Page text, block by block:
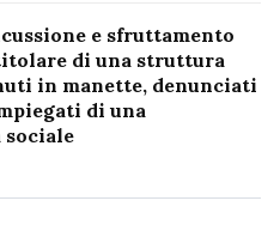
e sfruttamento
di una struttura
in manette, denunciati
di una
sociale